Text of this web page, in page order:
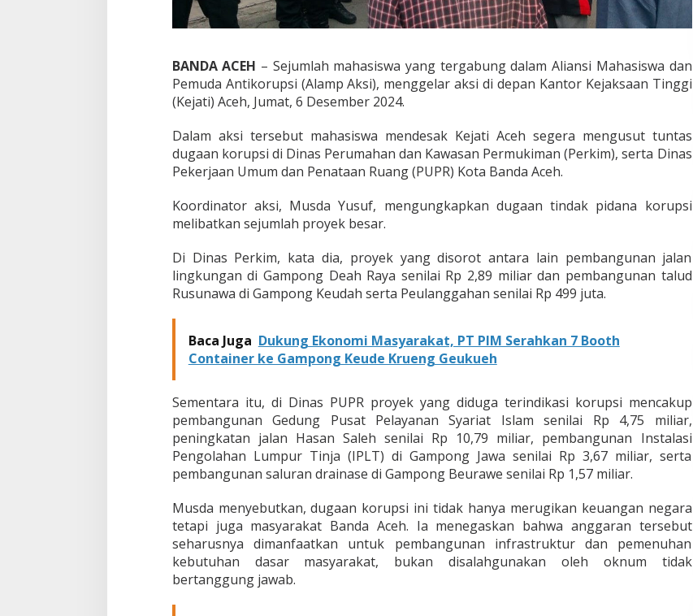
n
P
e
r
i
m
d
a
P
P
B
a
n
A
c
e
BANDA ACEH – Sejumlah mahasiswa yang tergabung dalam Aliansi Mahasiswa dan
Pemuda Antikorupsi (Alamp Aksi), menggelar aksi di depan Kantor Kejaksaan Tinggi
(Kejati) Aceh, Jumat, 6 Desember 2024.
Dalam aksi tersebut mahasiswa mendesak Kejati Aceh segera mengusut tuntas
dugaan korupsi di Dinas Perumahan dan Kawasan Permukiman (Perkim), serta Dinas
Pekerjaan Umum dan Penataan Ruang (PUPR) Kota Banda Aceh.
Koordinator aksi, Musda Yusuf, mengungkapkan dugaan tindak pidana korupsi
melibatkan sejumlah proyek besar.
Di Dinas Perkim, kata dia, proyek yang disorot antara lain pembangunan jalan
lingkungan di Gampong Deah Raya senilai Rp 2,89 miliar dan pembangunan talud
Rusunawa di Gampong Keudah serta Peulanggahan senilai Rp 499 juta.
Baca Juga Dukung Ekonomi Masyarakat, PT PIM Serahkan 7 Booth
Container ke Gampong Keude Krueng Geukueh
Sementara itu, di Dinas PUPR proyek yang diduga terindikasi korupsi mencakup
pembangunan Gedung Pusat Pelayanan Syariat Islam senilai Rp 4,75 miliar,
peningkatan jalan Hasan Saleh senilai Rp 10,79 miliar, pembangunan Instalasi
Pengolahan Lumpur Tinja (IPLT) di Gampong Jawa senilai Rp 3,67 miliar, serta
pembangunan saluran drainase di Gampong Beurawe senilai Rp 1,57 miliar.
Musda menyebutkan, dugaan korupsi ini tidak hanya merugikan keuangan negara
tetapi juga masyarakat Banda Aceh. Ia menegaskan bahwa anggaran tersebut
seharusnya dimanfaatkan untuk pembangunan infrastruktur dan pemenuhan
kebutuhan dasar masyarakat, bukan disalahgunakan oleh oknum tidak
bertanggung jawab.